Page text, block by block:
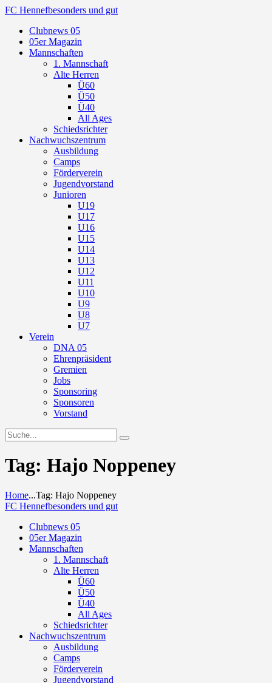
FC Hennefbesonders und gut
Clubnews 05
05er Magazin
Mannschaften
1. Mannschaft
Alte Herren
Ü60
Ü50
Ü40
All Ages
Schiedsrichter
Nachwuchszentrum
Ausbildung
Camps
Förderverein
Jugendvorstand
Junioren
U19
U17
U16
U15
U14
U13
U12
U11
U10
U9
U8
U7
Verein
DNA 05
Ehrenpräsident
Gremien
Jobs
Sponsoring
Sponsoren
Vorstand
Tag: Hajo Noppeney
Home...Tag: Hajo Noppeney
FC Hennefbesonders und gut
Clubnews 05
05er Magazin
Mannschaften
1. Mannschaft
Alte Herren
Ü60
Ü50
Ü40
All Ages
Schiedsrichter
Nachwuchszentrum
Ausbildung
Camps
Förderverein
Jugendvorstand